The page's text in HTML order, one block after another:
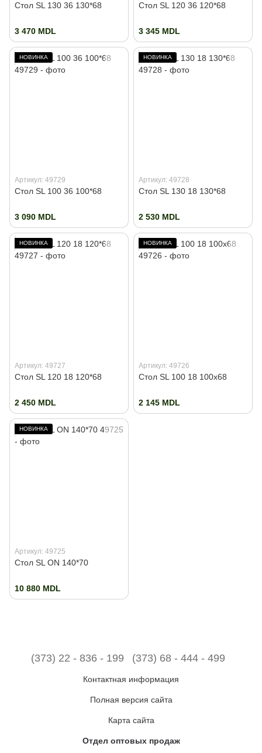
Стол SL 130 36 130*68
3 470 MDL
Стол SL 120 36 120*68
3 345 MDL
НОВИНКА
Артикул: 49729
Стол SL 100 36 100*68
3 090 MDL
НОВИНКА
Артикул: 49728
Стол SL 130 18 130*68
2 530 MDL
НОВИНКА
Артикул: 49727
Стол SL 120 18 120*68
2 450 MDL
НОВИНКА
Артикул: 49726
Стол SL 100 18 100x68
2 145 MDL
НОВИНКА
Артикул: 49725
Стол SL ON 140*70
10 880 MDL
(373) 22 - 836 - 199 (373) 68 - 444 - 499
Контактная информация
Полная версия сайта
Карта сайта
Отдел оптовых продаж